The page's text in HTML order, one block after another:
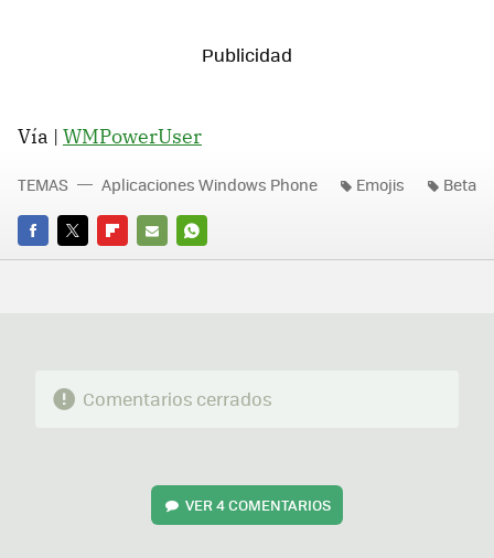
Vía | WMPowerUser
FACEBOOK
TWITTERFLIPBOARD
E-
WHATSAPP
TEMAS Aplicaciones Windows Phone Emojis Beta
Comentarios cerrados
VER4 COMENTARIOS